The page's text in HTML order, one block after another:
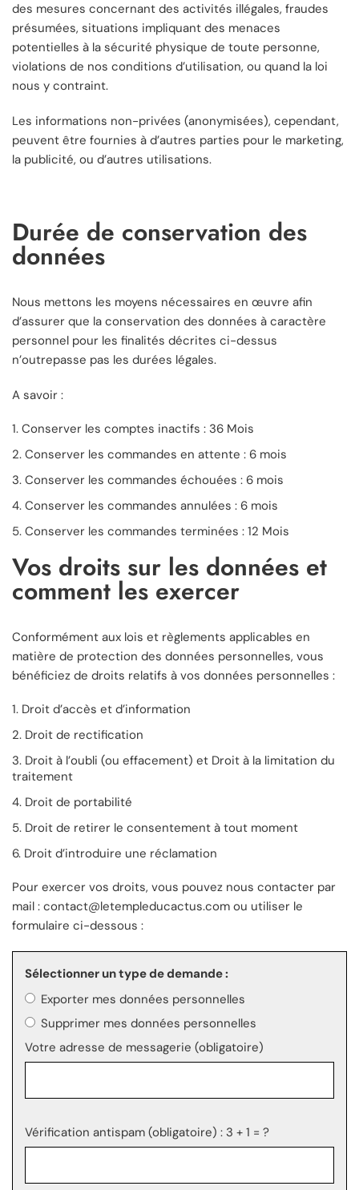
des mesures concernant des activités illégales, fraudes
présumées, situations impliquant des menaces
potentielles à la sécurité physique de toute personne,
violations de nos conditions d’utilisation, ou quand la loi
nous y contraint.
Les informations non-privées (anonymisées), cependant,
peuvent être fournies à d’autres parties pour le marketing,
la publicité, ou d’autres utilisations.
Durée de conservation des
données
Nous mettons les moyens nécessaires en œuvre afin
d’assurer que la conservation des données à caractère
personnel pour les finalités décrites ci-dessus
n’outrepasse pas les durées légales.
A savoir :
Conserver les comptes inactifs : 36 Mois
Conserver les commandes en attente : 6 mois
Conserver les commandes échouées : 6 mois
Conserver les commandes annulées : 6 mois
Conserver les commandes terminées : 12 Mois
Vos droits sur les données et
comment les exercer
Conformément aux lois et règlements applicables en
matière de protection des données personnelles, vous
bénéficiez de droits relatifs à vos données personnelles :
Droit d’accès et d’information
Droit de rectification
Droit à l’oubli (ou effacement) et Droit à la limitation du
traitement
Droit de portabilité
Droit de retirer le consentement à tout moment
Droit d’introduire une réclamation
Pour exercer vos droits, vous pouvez nous contacter par
mail : contact@letempleducactus.com ou utiliser le
formulaire ci-dessous :
Sélectionner un type de demande :
Exporter mes données personnelles
Supprimer mes données personnelles
Votre adresse de messagerie (obligatoire)
Vérification antispam (obligatoire) : 3 + 1 = ?